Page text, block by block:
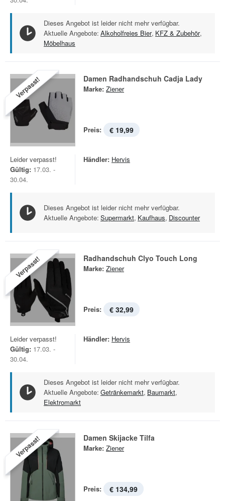
Dieses Angebot ist leider nicht mehr verfügbar.
Aktuelle Angebote: Alkoholfreies Bier, KFZ & Zubehör,
Möbelhaus
Verpasst! Damen Radhandschuh Cadja Lady
Marke: Ziener
Preis: € 19,99
Leider verpasst!
Gültig: 17.03. -
30.04.
Händler: Hervis
Dieses Angebot ist leider nicht mehr verfügbar.
Aktuelle Angebote: Supermarkt, Kaufhaus, Discounter
Verpasst! Radhandschuh Clyo Touch Long
Marke: Ziener
Preis: € 32,99
Leider verpasst!
Gültig: 17.03. -
30.04.
Händler: Hervis
Dieses Angebot ist leider nicht mehr verfügbar.
Aktuelle Angebote: Getränkemarkt, Baumarkt,
Elektromarkt
Verpasst! Damen Skijacke Tilfa
Marke: Ziener
Preis: € 134,99